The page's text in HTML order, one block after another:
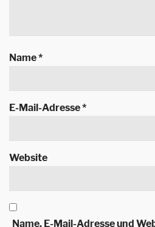
Name*
E-Mail-Adresse*
Website
Name, E-Mail-Adresse und